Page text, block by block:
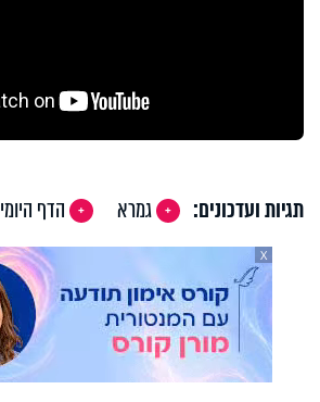
תגיות ועדכונים: גמרא הדף היומי
X